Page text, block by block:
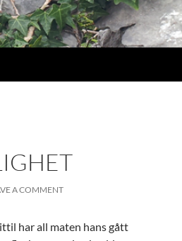
A COMMENT
har all maten hans gått